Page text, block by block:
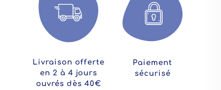
Livraison offerte
en 2 à 4 jours
ouvrés dès 40€
Paiement
sécurisé